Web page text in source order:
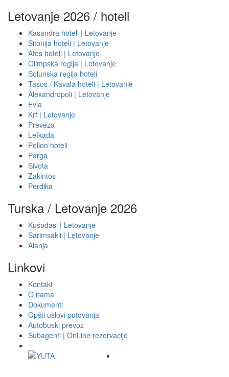
Letovanje 2026 / hoteli
Kasandra hoteli | Letovanje
Sitonija hoteli | Letovanje
Atos hoteli | Letovanje
Olimpska regija | Letovanje
Solunska regija hoteli
Tasos / Kavala hoteli | Letovanje
Alexandropoli | Letovanje
Evia
Krf | Letovanje
Preveza
Lefkada
Pelion hoteli
Parga
Sivota
Zakintos
Perdika
Turska / Letovanje 2026
Kušadasi | Letovanje
Sarimsakli | Letovanje
Alanja
Linkovi
Kontakt
O nama
Dokumenti
Opšti uslovi putovanja
Autobuski prevoz
Subagenti | OnLine rezervacije